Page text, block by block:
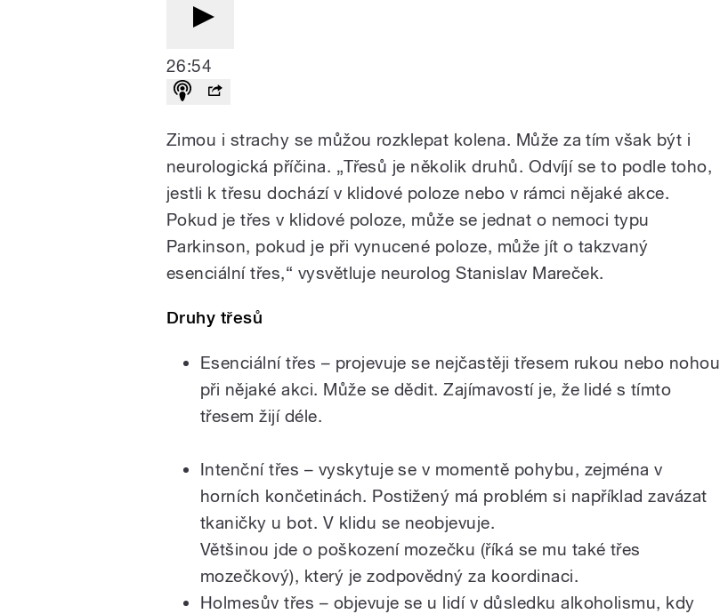
26:54
Zimou i strachy se můžou rozklepat kolena. Může za tím však být i
neurologická příčina. „Třesů je několik druhů. Odvíjí se to podle toho,
jestli k třesu dochází v klidové poloze nebo v rámci nějaké akce.
Pokud je třes v klidové poloze, může se jednat o nemoci typu
Parkinson, pokud je při vynucené poloze, může jít o takzvaný
esenciální třes,“ vysvětluje neurolog Stanislav Mareček.
Druhy třesů
Esenciální třes – projevuje se nejčastěji třesem rukou nebo nohou
při nějaké akci. Může se dědit. Zajímavostí je, že lidé s tímto
třesem žijí déle.
Intenční třes – vyskytuje se v momentě pohybu, zejména v
horních končetinách. Postižený má problém si například zavázat
tkaničky u bot. V klidu se neobjevuje.
Většinou jde o poškození mozečku (říká se mu také třes
mozečkový), který je zodpovědný za koordinaci.
Holmesův třes – objevuje se u lidí v důsledku alkoholismu, kdy